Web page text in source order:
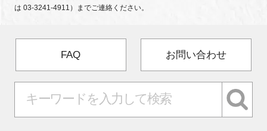
は 03-3241-4911）までご連絡ください。
FAQ お問い合わせ